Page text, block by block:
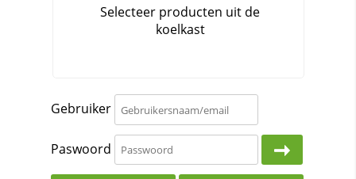
Gebruiker
Paswoord